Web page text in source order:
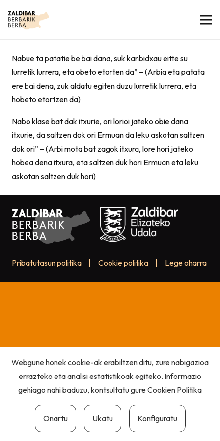
Nabue ta patatie be bai dana, suk kanbidxau eitte su
lurretik lurrera, eta obeto etorten da” – (Arbia eta patata
ere bai dena, zuk aldatu egiten duzu lurretik lurrera, eta
hobeto etortzen da)
Nabo klase bat dak itxurie, ori lorioi jateko obie dana
itxurie, da saltzen dok ori Ermuan da leku askotan saltzen
dok ori” – (Arbi mota bat zagok itxura, lore hori jateko
hobea dena itxura, eta saltzen duk hori Ermuan eta leku
askotan saltzen duk hori)
Pribatutasun politika Cookie politika Lege oharra
Webgune honek cookie-ak erabiltzen ditu, zure nabigazioa
errazteko eta analisi estatistikoak egiteko. Informazio
gehiago nahi baduzu, kontsultatu gureCookien Politika
Onartu Ukatu Konfiguratu